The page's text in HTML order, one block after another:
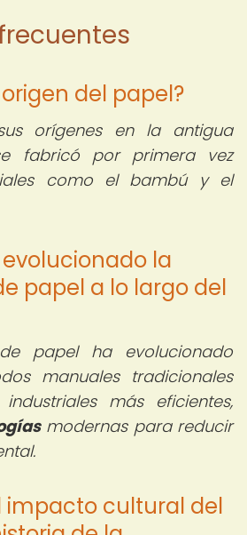
origen del papel?
orígenes en la antigua
fabricó por primera vez
como el bambú y el
la
papel a lo largo del
papel ha evolucionado
manuales tradicionales
más eficientes,
modernas para reducir
impacto cultural del